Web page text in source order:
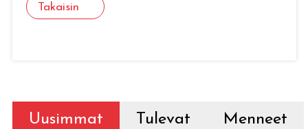
Takaisin
Uusimmat Tulevat Menneet